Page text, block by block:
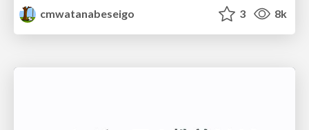
cmwatanabeseigo
3 8k